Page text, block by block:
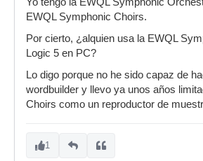
EWQL Symphonic Choirs.
Por cierto, ¿alquien usa la EWQL
Logic 5 en PC?
Lo digo porque no he sido capaz de
wordbuilder y llevo ya unos años
Choirs como un reproductor de
1